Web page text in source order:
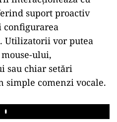
suport proactiv
configurarea
Utilizatorii vor putea
ului,
sau chiar setări
simple comenzi vocale.
Play